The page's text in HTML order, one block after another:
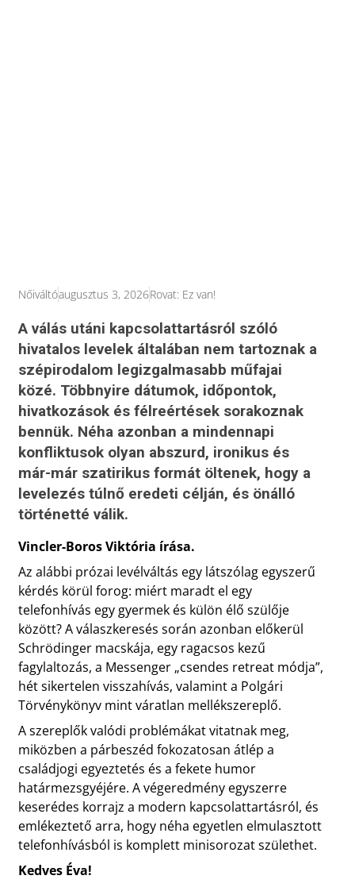
Nőiváltóaugusztus 3, 2026Rovat: Ez van!
A válás utáni kapcsolattartásról szóló
hivatalos levelek általában nem tartoznak a
szépirodalom legizgalmasabb műfajai
közé. Többnyire dátumok, időpontok,
hivatkozások és félreértések sorakoznak
bennük. Néha azonban a mindennapi
konfliktusok olyan abszurd, ironikus és
már-már szatirikus formát öltenek, hogy a
levelezés túlnő eredeti célján, és önálló
történetté válik.
Vincler-Boros Viktória írása.
Az alábbi prózai levélváltás egy látszólag egyszerű
kérdés körül forog: miért maradt el egy
telefonhívás egy gyermek és külön élő szülője
között? A válaszkeresés során azonban előkerül
Schrödinger macskája, egy ragacsos kezű
fagylaltozás, a Messenger „csendes retreat módja”,
hét sikertelen visszahívás, valamint a Polgári
Törvénykönyv mint váratlan mellékszereplő.
A szereplők valódi problémákat vitatnak meg,
miközben a párbeszéd fokozatosan átlép a
családjogi egyeztetés és a fekete humor
határmezsgyéjére. A végeredmény egyszerre
keserédes korrajz a modern kapcsolattartásról, és
emlékeztető arra, hogy néha egyetlen elmulasztott
telefonhívásból is komplett minisorozat születhet.
Kedves Éva!